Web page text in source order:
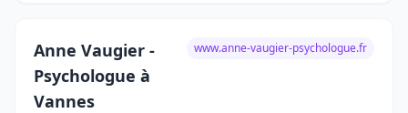
Anne Vaugier -
Psychologue à
Vannes
www.anne-vaugier-psychologue.fr